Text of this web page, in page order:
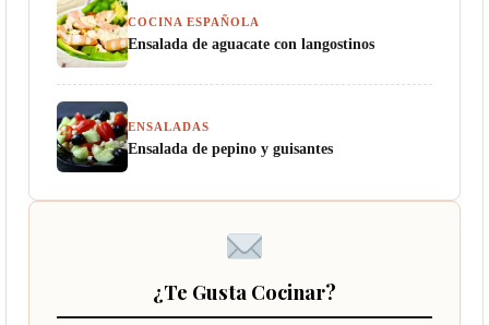
COCINA ESPAÑOLA
Ensalada de aguacate con langostinos
ENSALADAS
Ensalada de pepino y guisantes
¿Te Gusta Cocinar?